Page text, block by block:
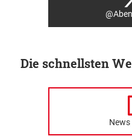
Die schnellsten
News